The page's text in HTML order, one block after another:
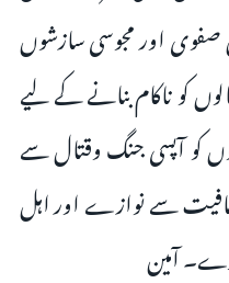
صفوی اور مجوسی سازشوں
کو ناکام بنانے کے لیے
کو آپسی جنگ وقتال سے
سے نوازے اور اہل
آمین